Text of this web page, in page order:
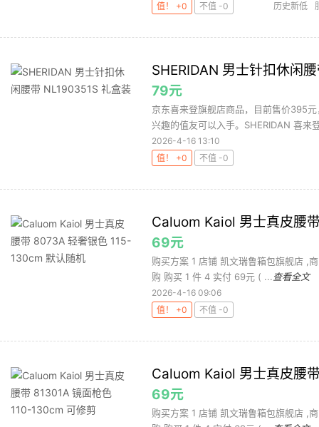
值！ +0
不值 -0 历史新低
SHERIDAN 男士针扣休闲
79元
京东喜来登旗舰店商品，目前售价395
兴趣的值友可以入手。SHERIDAN 喜来
2026-4-16 13:10
值！ +0
不值 -0
Caluom Kaiol 男士真皮腰
69元
购买方案 1 店铺 凯文瑞鲁箱包旗舰店 ,
购 购买 1 件 4 实付 69元 ( ... 查看全文
2026-4-16 09:06
值！ +0
不值 -0
Caluom Kaiol 男士真皮腰
69元
购买方案 1 店铺 凯文瑞鲁箱包旗舰店 ,